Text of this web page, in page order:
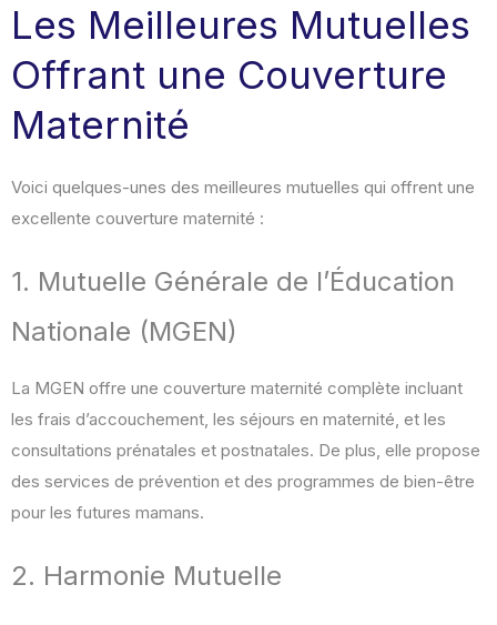
Les Meilleures Mutuelles
Offrant une Couverture
Maternité
Voici quelques-unes des meilleures mutuelles qui offrent une
excellente couverture maternité :
1. Mutuelle Générale de l’Éducation
Nationale (MGEN)
La MGEN offre une couverture maternité complète incluant
les frais d’accouchement, les séjours en maternité, et les
consultations prénatales et postnatales. De plus, elle propose
des services de prévention et des programmes de bien-être
pour les futures mamans.
2. Harmonie Mutuelle